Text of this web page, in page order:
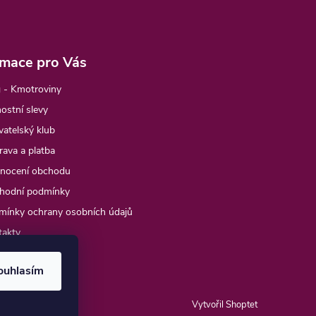
pro Vás
- Kmotroviny
slevy
klub
a platba
obchodu
podmínky
ochrany osobních údajů
objednávka
Vytvořil Shoptet